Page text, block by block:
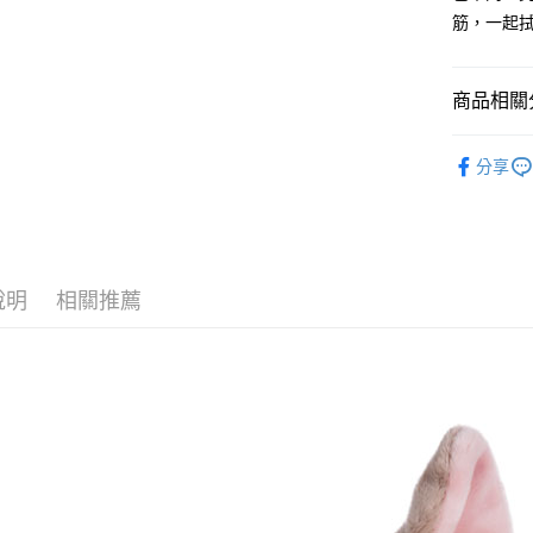
１．簡單
２．便利
【「
１．於結
２．訂單
３．收到
求債權轉
２．關於
https://
３．未成
「AFTEE
運送方式
每筆
7-11付款
筋，一起
商品相關
分享
明 相關推薦